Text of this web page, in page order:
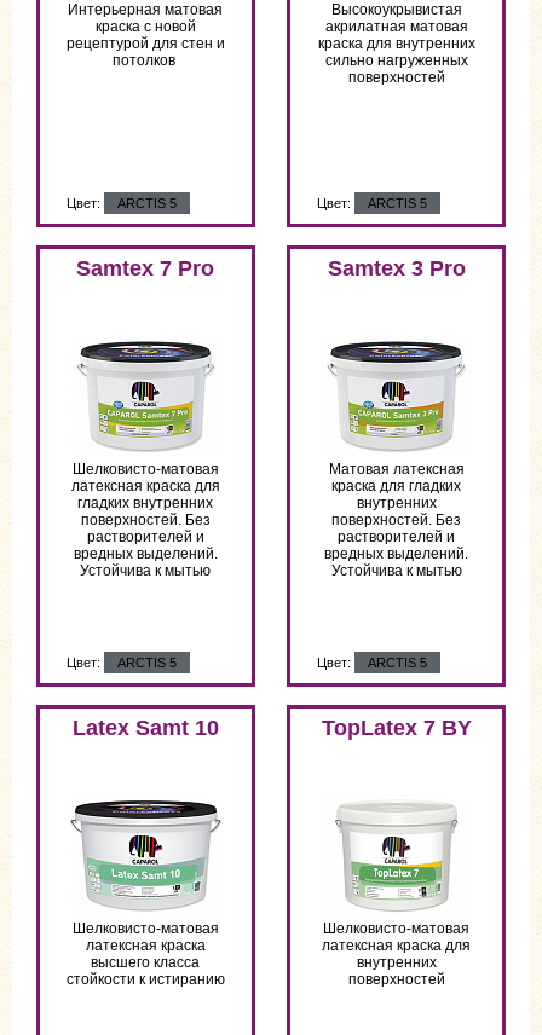
Интерьерная матовая
краска с новой
рецептурой для стен и
потолков
Цвет: ARCTIS 5
Высоко­укрывистая
акрилатная матовая
краска для внутренних
сильно нагруженных
поверхностей
Цвет: ARCTIS 5
Samtex 7 Pro
Шелковисто-матовая
латексная краска для
гладких внутренних
поверхностей. Без
растворителей и
вредных выделений.
Устойчива к мытью
Цвет: ARCTIS 5
Samtex 3 Pro
Матовая латексная
краска для гладких
внутренних
поверхностей. Без
растворителей и
вредных выделений.
Устойчива к мытью
Цвет: ARCTIS 5
Latex Samt 10
Шелковисто-матовая
латексная краска
высшего класса
стойкости к истиранию
TopLatex 7 BY
Шелковисто-матовая
латексная краска для
внутренних
поверхностей